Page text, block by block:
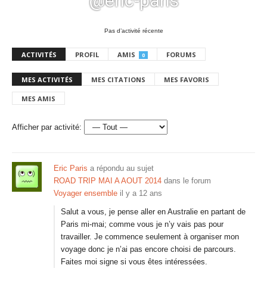
Pas d’activité récente
ACTIVITÉS PROFIL AMIS 0 FORUMS
MES ACTIVITÉS MES CITATIONS MES FAVORIS
MES AMIS
Afficher par activité:
Eric Paris a répondu au sujet
ROAD TRIP MAI A AOUT 2014 dans le forum
Voyager ensemble il y a 12 ans
Salut a vous, je pense aller en Australie en partant de
Paris mi-mai; comme vous je n’y vais pas pour
travailler. Je commence seulement à organiser mon
voyage donc je n’ai pas encore choisi de parcours.
Faites moi signe si vous êtes intéressées.